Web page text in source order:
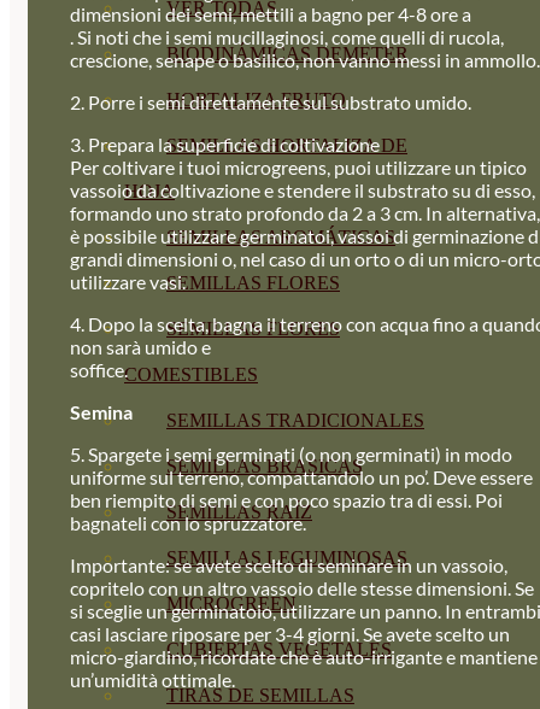
VER TODAS
BIODINÁMICAS DEMETER
HORTALIZA FRUTO
SEMILLAS HORTALIZA DE
HOJA
SEMILLAS AROMÁTICAS
SEMILLAS FLORES
SEMILLAS FLORES
COMESTIBLES
SEMILLAS TRADICIONALES
SEMILLAS BRASICAS
SEMILLAS RAÍZ
SEMILLAS LEGUMINOSAS
MICROGREEN
CUBIERTAS VEGETALES
TIRAS DE SEMILLAS
dimensioni dei semi, mettili a bagno per 4-8 ore a
. Si noti che i semi mucillaginosi, come quelli di rucola,
crescione, senape o basilico, non vanno messi in ammollo.
2. Porre i semi direttamente sul substrato umido.
3. Prepara la superficie di coltivazione
Per coltivare i tuoi microgreens, puoi utilizzare un tipico
vassoio da coltivazione e stendere il substrato su di esso,
formando uno strato profondo da 2 a 3 cm. In alternativa,
è possibile utilizzare germinatoi, vassoi di germinazione
grandi dimensioni o, nel caso di un orto o di un micro-
utilizzare vasi.
4. Dopo la scelta, bagna il terreno con acqua fino a
non sarà umido e
soffice.
Semina
5. Spargete i semi germinati (o non germinati) in modo
uniforme sul terreno, compattandolo un po’. Deve essere
ben riempito di semi e con poco spazio tra di essi. Poi
bagnateli con lo spruzzatore.
Importante: se avete scelto di seminare in un vassoio,
copritelo con un altro vassoio delle stesse dimensioni. Se
si sceglie un germinatoio, utilizzare un panno. In
casi lasciare riposare per 3-4 giorni. Se avete scelto un
micro-giardino, ricordate che è auto-irrigante e mantiene
un’umidità ottimale.